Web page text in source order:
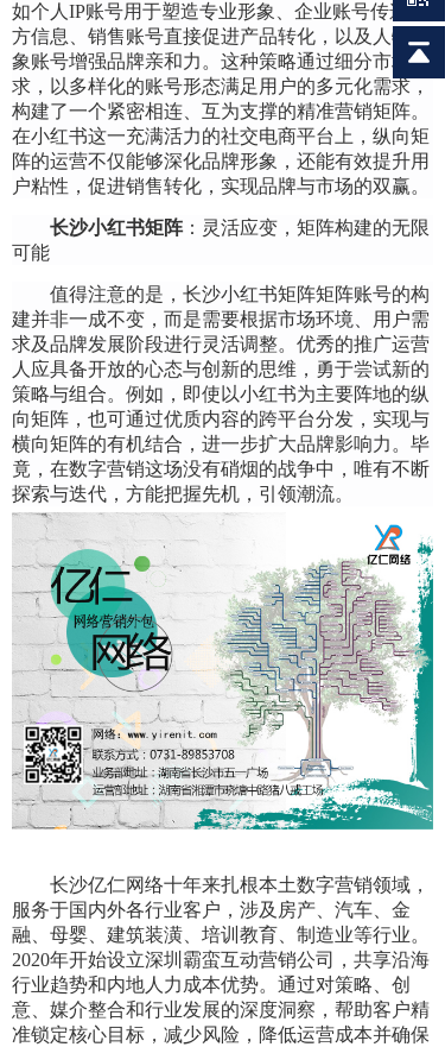
如个人IP账号用于塑造专业形象、企业账号传递官
方信息、销售账号直接促进产品转化，以及人物形
象账号增强品牌亲和力。这种策略通过细分市场需
求，以多样化的账号形态满足用户的多元化需求，
构建了一个紧密相连、互为支撑的精准营销矩阵。
在小红书这一充满活力的社交电商平台上，纵向矩
阵的运营不仅能够深化品牌形象，还能有效提升用
户粘性，促进销售转化，实现品牌与市场的双赢。
长沙小红书矩阵：灵活应变，矩阵构建的无限
可能
值得注意的是，长沙小红书矩阵矩阵账号的构
建并非一成不变，而是需要根据市场环境、用户需
求及品牌发展阶段进行灵活调整。优秀的推广运营
人应具备开放的心态与创新的思维，勇于尝试新的
策略与组合。例如，即使以小红书为主要阵地的纵
向矩阵，也可通过优质内容的跨平台分发，实现与
横向矩阵的有机结合，进一步扩大品牌影响力。毕
竟，在数字营销这场没有硝烟的战争中，唯有不断
探索与迭代，方能把握先机，引领潮流。
长沙亿仁网络十年来扎根本土数字营销领域，
服务于国内外各行业客户，涉及房产、汽车、金
融、母婴、建筑装潢、培训教育、制造业等行业。
2020年开始设立深圳霸蛮互动营销公司，共享沿海
行业趋势和内地人力成本优势。通过对策略、创
意、媒介整合和行业发展的深度洞察，帮助客户精
准锁定核心目标，减少风险，降低运营成本并确保